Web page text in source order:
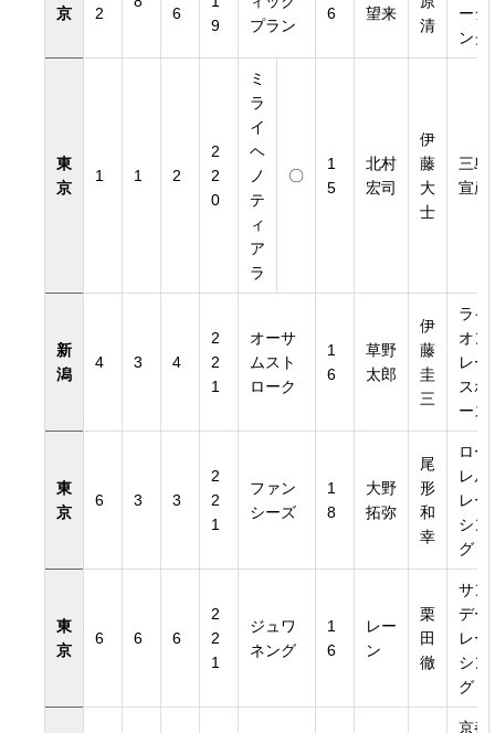
京
2
6
9
プラン
6
望来
清
ーシ
ング
東
京
1 1 2
2
2
0
ミ
ラ
イ
ヘ
ノ
テ
ィ
ア
ラ
〇
1
5
北村
宏司
伊
藤
大
士
三島
宣彦
新
潟
4 3 4
2
2
1
オーサ
ムスト
ローク
1
6
草野
太郎
伊
藤
圭
三
ライ
オン
レー
スホ
ース
東
京
6 3 3
2
2
1
ファン
シーズ
1
8
大野
拓弥
尾
形
和
幸
ロー
レル
レー
シン
グ
東
京
6 6 6
2
2
1
ジュワ
ネング
1
6
レー
ン
栗
田
徹
サン
デー
レー
シン
グ
京都